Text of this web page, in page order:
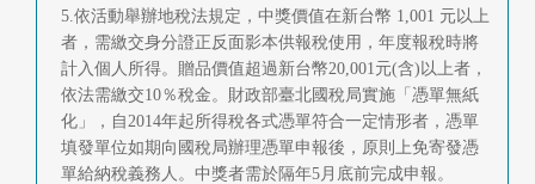
5.依活動舉辦地稅法規定，中獎價值在新台幣 1,001 元以上
者，需繳交身分證正反面影本供報稅使用，年度報稅時將
計入個人所得。贈品價值超過新台幣20,001元(含)以上者，
依法需繳交10％稅金。財政部臺北國稅局實施「憑單無紙
化」，自2014年起所得稅各式憑單符合一定情形者，憑單
填發單位如期向國稅局辦理憑單申報後，原則上免寄發憑
單給納稅義務人。中獎者需於隔年5月底前完成申報。